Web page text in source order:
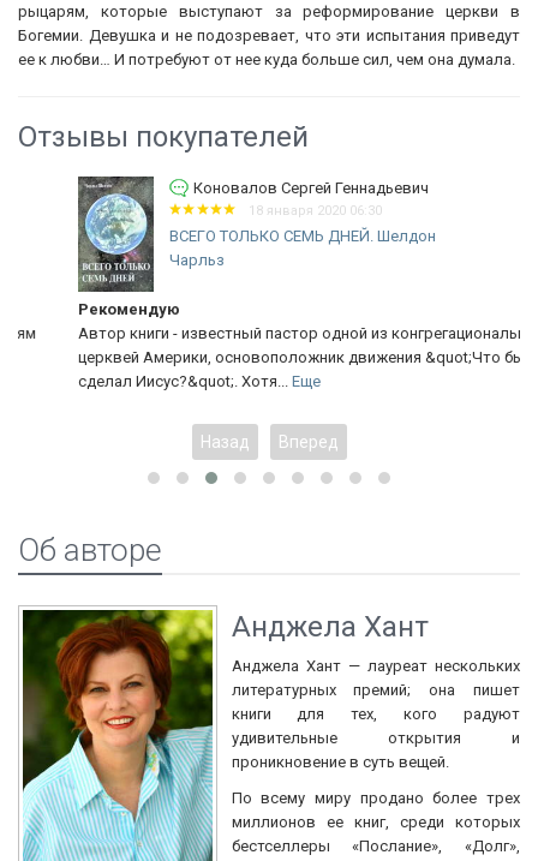
рыцарям, которые выступают за реформирование церкви в
Богемии. Девушка и не подозревает, что эти испытания приведут
ее к любви… И потребуют от нее куда больше сил, чем она думала.
Отзывы покупателей
Коновалов Сергей Геннадьевич
18 января 2020 06:30
ВСЕГО ТОЛЬКО СЕМЬ ДНЕЙ. Шелдон
Чарльз
Рекомендую
Автор книги - известный пастор одной из конгрегациональных
церквей Америки, основоположник движения &quot;Что бы
сделал Иисус?&quot;. Хотя...Еще
Назад Вперед
Об авторе
Анджела Хант
Анджела Хант — лауреат нескольких
литературных премий; она пишет
книги для тех, кого радуют
удивительные открытия и
проникновение в суть вещей.
По всему миру продано более трех
миллионов ее книг, среди которых
бестселлеры «Послание», «Долг»,